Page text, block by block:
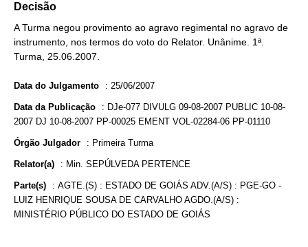
Decisão
A Turma negou provimento ao agravo regimental no agravo de
instrumento, nos termos do voto do Relator. Unânime. 1ª.
Turma, 25.06.2007.
Data do Julgamento : 25/06/2007
Data da Publicação : DJe-077 DIVULG 09-08-2007 PUBLIC 10-08-
2007 DJ 10-08-2007 PP-00025 EMENT VOL-02284-06 PP-01110
Órgão Julgador : Primeira Turma
Relator(a) : Min. SEPÚLVEDA PERTENCE
Parte(s) : AGTE.(S) : ESTADO DE GOIÁS ADV.(A/S) : PGE-GO -
LUIZ HENRIQUE SOUSA DE CARVALHO AGDO.(A/S) :
MINISTÉRIO PÚBLICO DO ESTADO DE GOIÁS